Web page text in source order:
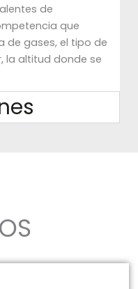
de
que
de gases, el tipo de
la altitud donde se